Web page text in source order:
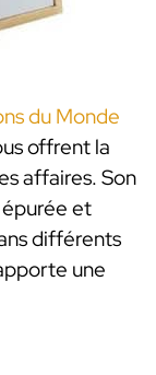
du Monde
offrent la
affaires. Son
et
différents
une